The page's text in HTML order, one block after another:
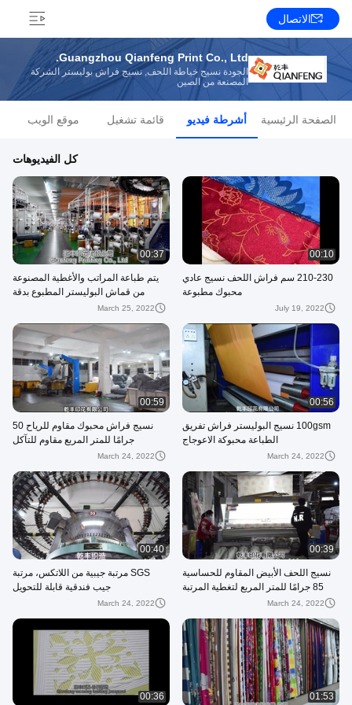
الاتصال
Guangzhou Qianfeng Print Co., Ltd.
الجودة نسيج خياطة اللحف, نسيج فراش بوليستر الشركة
المصنعة من الصين
الصفحة الرئيسية أشرطة فيديو قائمة تشغيل موقع الويب
كل الفيديوهات
00:10
210-230 سم فراش اللحف نسيج عادي
محبوك مطبوعة
July 19, 2022
00:37
يتم طباعة المراتب والأغطية المصنوعة
من قماش البوليستر المطبوع بدقة
March 25, 2022
00:56
100gsm نسيج البوليستر فراش تفريق
الطباعة محبوكة الاعوجاج
March 24, 2022
00:59
نسيج فراش محبوك مقاوم للرياح 50
جرامًا للمتر المربع مقاوم للتآكل
March 24, 2022
00:39
نسيج اللحف الأبيض المقاوم للحساسية
85 جرامًا للمتر المربع لتغطية المرتبة
March 24, 2022
00:40
SGS مرتبة جيبية من اللاتكس، مرتبة
جيب فندقية قابلة للتحويل
March 24, 2022
01:53
00:36